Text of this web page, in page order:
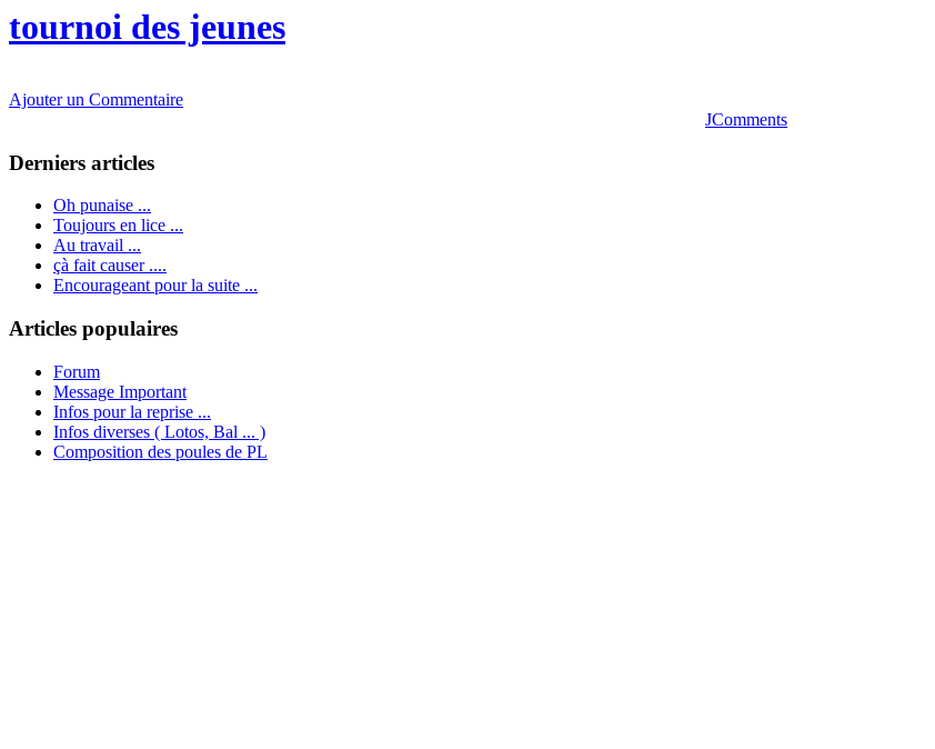
tournoi des jeunes
Ajouter un Commentaire
JComments
Derniers articles
Oh punaise ...
Toujours en lice ...
Au travail ...
çà fait causer ....
Encourageant pour la suite ...
Articles populaires
Forum
Message Important
Infos pour la reprise ...
Infos diverses ( Lotos, Bal ... )
Composition des poules de PL